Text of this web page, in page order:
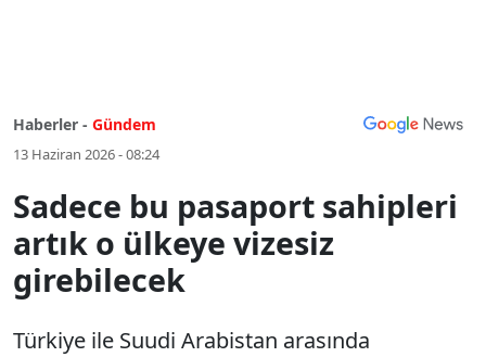
Haberler - Gündem
13 Haziran 2026 - 08:24
Sadece bu pasaport sahipleri
artık o ülkeye vizesiz
girebilecek
Türkiye ile Suudi Arabistan arasında